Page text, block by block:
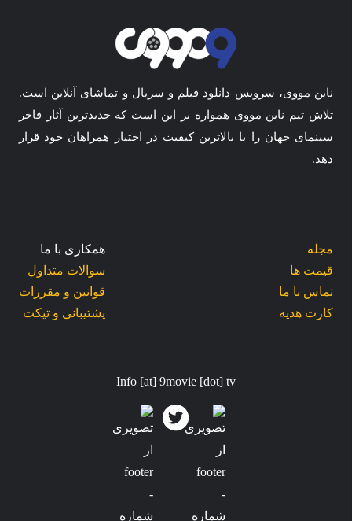
ناین مووی، سرویس دانلود فیلم و سریال و تماشای آنلاین است.
تلاش تیم ناین مووی همواره بر این است که جدیدترین آثار فاخر
سینمای جهان را با بالاترین کیفیت در اختیار همراهان خود قرار
دهد.
مجله
قیمت ها
تماس با ما
کارت هدیه
همکاری با ما
سوالات متداول
قوانین و مقررات
پشتیبانی و تیکت
Info [at] 9movie [dot] tv